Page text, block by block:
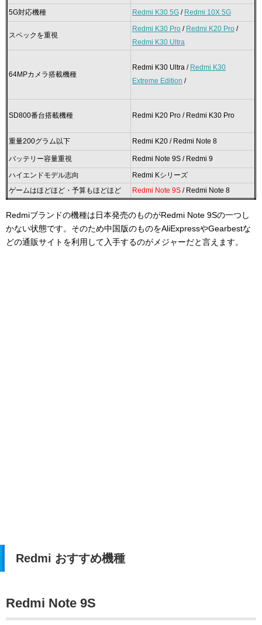
5G対応機種 Redmi K30 5G / Redmi 10X 5G
スペックを重視
Redmi K30 Pro / Redmi K20 Pro /
Redmi K30 Ultra
64MPカメラ搭載機種
Redmi K30 Ultra / Redmi K30
Extreme Edition /
SD800番台搭載機種 Redmi K20 Pro / Redmi K30 Pro
重量200グラム以下 Redmi K20 / Redmi Note 8
バッテリー容量重視
Redmi Note 9S / Redmi 9
ハイエンドモデル志向
Redmi Kシリーズ
ゲームはほどほど・予算もほどほど
Redmi Note 9S / Redmi Note 8
Redmiブランドの機種は日本発売のものがRedmi Note 9Sの一つし
かない状態です。そのため中国版のものをAliExpressやGearbestな
どの通販サイトを利用して入手するのがメジャーだと言えます。
Redmi おすすめ機種
Redmi Note 9S